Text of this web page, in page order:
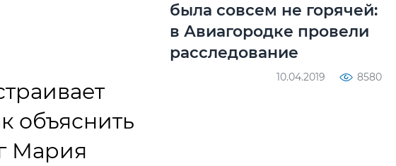
объяснить
Мария
была совсем не горячей:
в Авиагородке провели
расследование
10.04.2019 8580